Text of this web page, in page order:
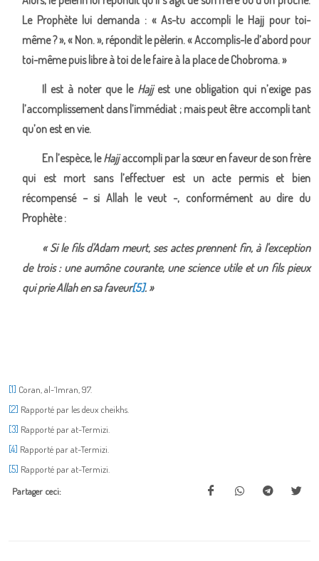
Le Prophète lui demanda : « As-tu accompli le Hajj pour toi-
même ? », « Non. », répondit le pèlerin. « Accomplis-le d’abord pour
toi-même puis libre à toi de le faire à la place de Chobroma. »
Il est à noter que le Hajjest une obligation qui n’exige pas
l’accomplissement dans l’immédiat ; mais peut être accompli tant
qu’on est en vie.
En l’espèce, leHajjaccompli par la sœur en faveur de son frère
qui est mort sans l’effectuer est un acte permis et bien
récompensé – si Allah le veut -, conformément au dire du
Prophète :
« Si le fils d'Adam meurt, ses actes prennent fin, à l'exception
de trois : une aumône courante, une science utile et un fils pieux
qui prie Allah en sa faveur[5]. »
[1] Coran, al-‘Imran, 97.
[2] Rapporté par les deux cheikhs.
[3] Rapporté par at-Termizi.
[4] Rapporté par at-Termizi.
[5] Rapporté par at-Termizi.
Partager ceci: